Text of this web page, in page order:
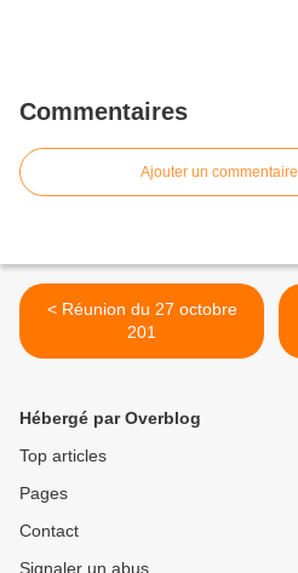
Commentaires
Ajouter un commentaire
< Réunion du 27 octobre
201
Hébergé par Overblog
Top articles
Pages
Contact
Signaler un abus